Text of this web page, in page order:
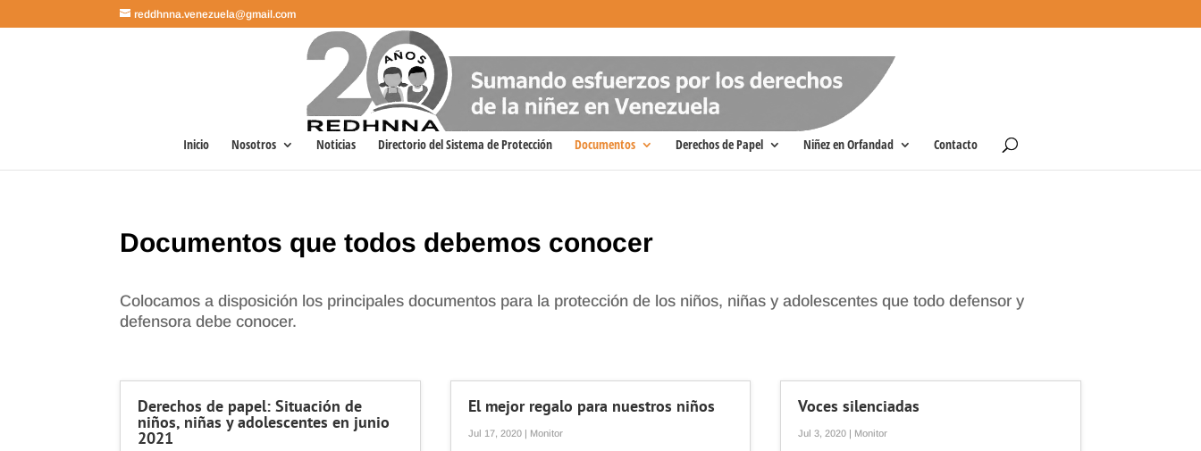
reddhnna.venezuela@gmail.com
Inicio Nosotros Noticias Directorio del Sistema de Protección Documentos Derechos de Papel Niñez en Orfandad Contacto
Documentos que todos debemos conocer
Colocamos a disposición los principales documentos para la protección de los niños, niñas y adolescentes que todo defensor y
defensora debe conocer.
Derechos de papel: Situación de
niños, niñas y adolescentes en junio
2021
El mejor regalo para nuestros niños
Jul 17, 2020| Monitor
Voces silenciadas
Jul 3, 2020| Monitor